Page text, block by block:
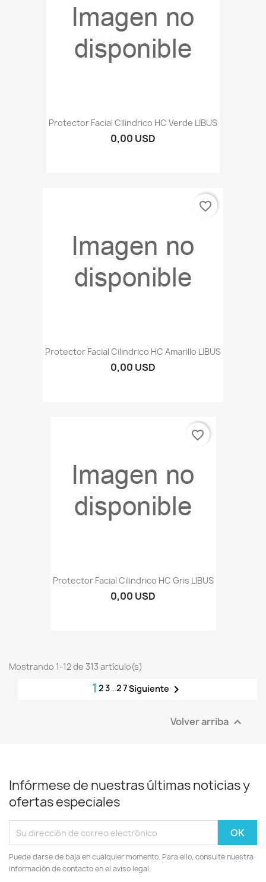
Protector Facial Cilindrico HC Verde LIBUS
0,00 USD
Protector Facial Cilindrico HC Amarillo LIBUS
0,00 USD
favorite_border
Protector Facial Cilindrico HC Gris LIBUS
0,00 USD
favorite_border
Mostrando 1-12 de 313 artículo(s)
1 23…27Siguiente 
Volver arriba 
Infórmese de nuestras últimas noticias y
ofertas especiales
Puede darse de baja en cualquier momento. Para ello, consulte nuestra
información de contacto en el aviso legal.